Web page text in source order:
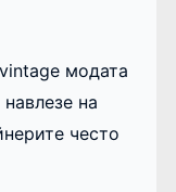
модата
на
често